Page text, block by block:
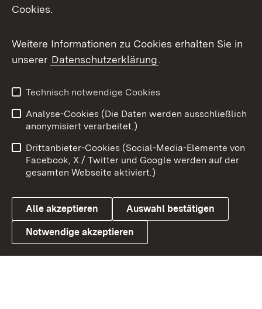
Messenger
Social Wall
X / Twitter
Youtube
Link zum Landesportal
Benutzungshinweise
Barrierefreiheit
Datenschutz
Cookies
Cookies.
Weitere Informationen zu Cookies erhalten Sie in
unserer Datenschutzerklärung.
Technisch notwendige Cookies
Analyse-Cookies (Die Daten werden ausschließlich
anonymisiert verarbeitet.)
Drittanbieter-Cookies (Social-Media-Elemente von
Facebook, X / Twitter und Google werden auf der
gesamten Webseite aktiviert.)
Alle akzeptieren Auswahl bestätigen
Notwendige akzeptieren